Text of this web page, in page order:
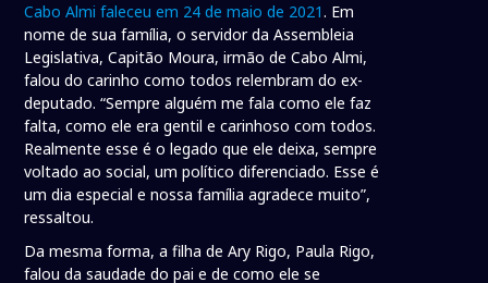
Cabo Almi faleceu em 24 de maio de 2021. Em
nome de sua família, o servidor da Assembleia
Legislativa, Capitão Moura, irmão de Cabo Almi,
falou do carinho como todos relembram do ex-
deputado. “Sempre alguém me fala como ele faz
falta, como ele era gentil e carinhoso com todos.
Realmente esse é o legado que ele deixa, sempre
voltado ao social, um político diferenciado. Esse é
um dia especial e nossa família agradece muito”,
ressaltou.
Da mesma forma, a filha de Ary Rigo, Paula Rigo,
falou da saudade do pai e de como ele se